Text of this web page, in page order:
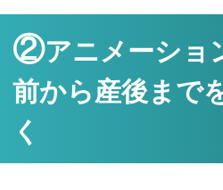
②アニメーショ
前から産後まで
く